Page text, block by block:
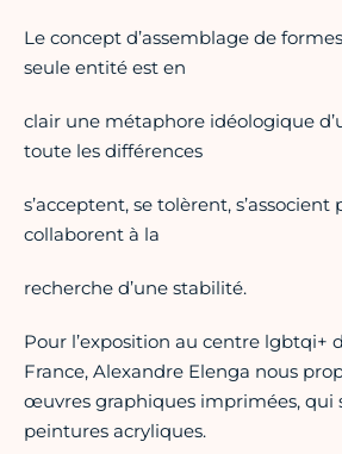
Le concept d’assemblage de
seule entité est en
clair une métaphore idéologique
toute les différences
s’acceptent, se tolèrent,
collaborent à la
recherche d’une stabilité.
Pour l’exposition au centre lgbtqi+
France, Alexandre Elenga nous
œuvres graphiques imprimées, qui
peintures acryliques.